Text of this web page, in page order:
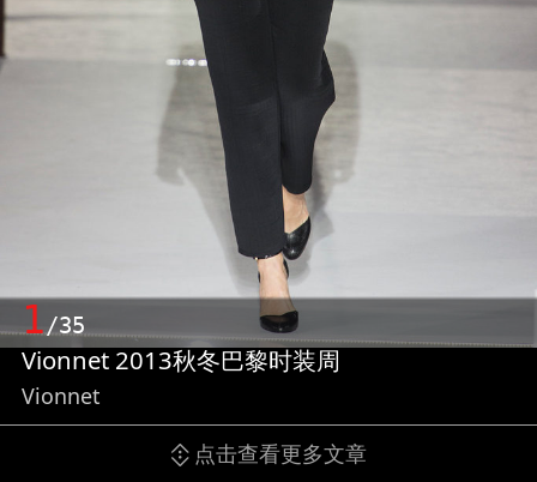
1/35
Vionnet 2013秋冬巴黎时装周
Vionnet
点击查看更多文章